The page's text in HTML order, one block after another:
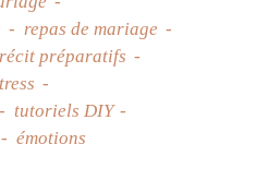
repas de mariage
récit préparatifs
tutoriels DIY
émotions